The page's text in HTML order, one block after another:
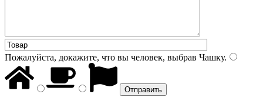
Пожалуйста, докажите, что вы человек, выбрав Чашку.